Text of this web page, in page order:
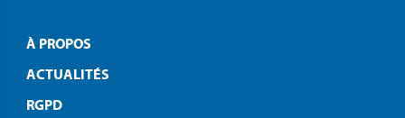
À PROPOS
ACTUALITÉS
RGPD